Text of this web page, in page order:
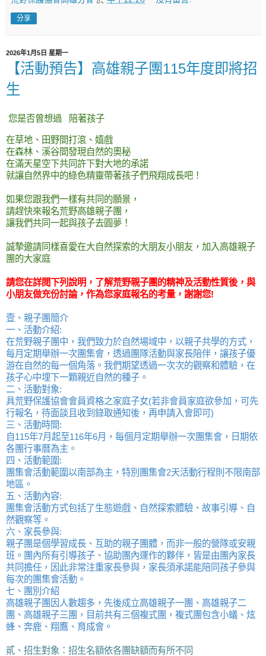
分享
2026年1月5日 星期一
【活動預告】高雄親子團115年度即將招
生
您是否曾想過 陪著孩子
在草地、田野間打滾、嬉戲
在森林、溪谷間發現自然的奧秘
在滿天星空下共同許下對大地的承諾
就讓自然界中的綠色精靈帶著孩子們飛翔成長吧！
如果您跟我們一樣有共同的願景，
請趕快來報名荒野高雄親子團，
讓我們共同一起與孩子去圓夢！
誠摯邀請同樣喜愛在大自然探索的大朋友小朋友，加入高雄親子
團的大家庭
請您在詳閱下列說明，了解荒野親子團的精神及活動性質後，與
小朋友做充份討論，作為您家庭報名的考量，謝謝您!
壹、親子團簡介
一、活動介紹:
在荒野親子團中，我們致力於自然場域中，以親子共學的方式，
每月定期舉辦一次團集會，透過團隊活動與家長陪伴，讓孩子優
游在自然的每一個角落。我們期望透過一次次的觀察和體驗，在
孩子心中埋下一顆親近自然的種子。
二、活動對象:
具荒野保護協會會員資格之家庭子女(若非會員家庭欲參加，可先
行報名，待面談且收到錄取通知後，再申請入會即可)
三、活動時間:
自115年7月起至116年6月，每個月定期舉辦一次團集會，日期依
各團行事曆為主。
四、活動範圍:
團集會活動範圍以南部為主，特別團集會2天活動行程則不限南部
地區。
五、活動內容:
團集會活動方式包括了生態遊戲、自然探索體驗、故事引導、自
然觀察等。
六、家長參與:
親子團是個學習成長、互助的親子團體，而非一般的營隊或安親
班。團內所有引導孩子、協助團內運作的夥伴，皆是由團內家長
共同擔任，因此非常注重家長參與，家長須承諾能陪同孩子參與
每次的團集會活動。
七、團別介紹
高雄親子團因人數趨多，先後成立高雄親子一團、高雄親子二
團、高雄親子三團，目前共有三個複式團，複式團包含小蟻、炫
蜂、奔鹿、翔鷹、育成會。
貳、招生對象：招生名額依各團缺額而有所不同